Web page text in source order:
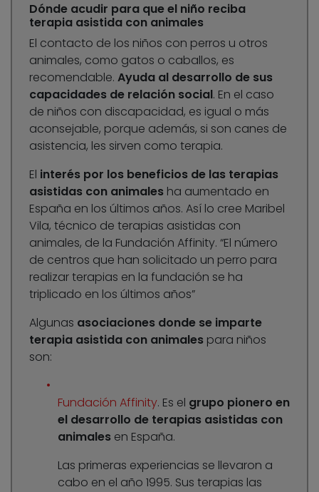
Dónde acudir para que el niño reciba
terapia asistida con animales
El contacto de los niños con perros u otros
animales, como gatos o caballos, es
recomendable. Ayuda al desarrollo de sus
capacidades de relación social. En el caso
de niños con discapacidad, es igual o más
aconsejable, porque además, si son canes de
asistencia, les sirven como terapia.
El interés por los beneficios de las terapias
asistidas con animales ha aumentado en
España en los últimos años. Así lo cree Maribel
Vila, técnico de terapias asistidas con
animales, de la Fundación Affinity. “El número
de centros que han solicitado un perro para
realizar terapias en la fundación se ha
triplicado en los últimos años”
Algunas asociaciones donde se imparte
terapia asistida con animales para niños
son:
Fundación Affinity. Es el grupo pionero en
el desarrollo de terapias asistidas con
animales en España.
Las primeras experiencias se llevaron a
cabo en el año 1995. Sus terapias las